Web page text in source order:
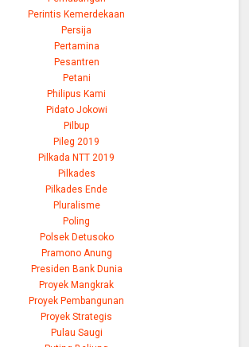
Perintis Kemerdekaan
Persija
Pertamina
Pesantren
Petani
Philipus Kami
Pidato Jokowi
Pilbup
Pileg 2019
Pilkada NTT 2019
Pilkades
Pilkades Ende
Pluralisme
Poling
Polsek Detusoko
Pramono Anung
Presiden Bank Dunia
Proyek Mangkrak
Proyek Pembangunan
Proyek Strategis
Pulau Saugi